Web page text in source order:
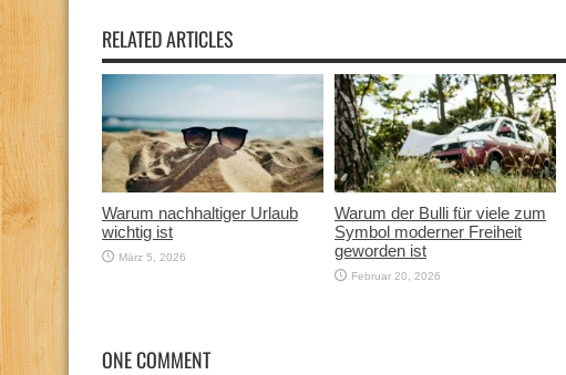
RELATED ARTICLES
Warum nachhaltiger Urlaub
wichtig ist
März 5, 2026
Warum der Bulli für viele zum
Symbol moderner Freiheit
geworden ist
Februar 20, 2026
ONE COMMENT